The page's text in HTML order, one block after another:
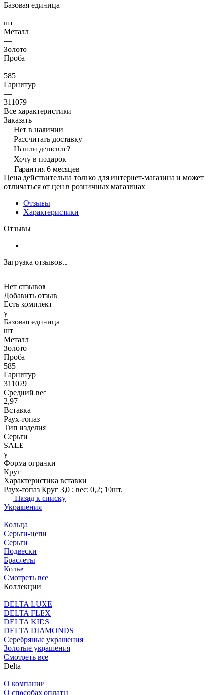
Базовая единица
—
шт
Металл
—
Золото
Проба
—
585
Гарнитур
—
311079
Все характеристики
Заказать
Нет в наличии
Рассчитать доставку
Нашли дешевле?
Хочу в подарок
Гарантия 6 месяцев
Цена действительна только для интернет-магазина и может
отличаться от цен в розничных магазинах
Отзывы
Характеристики
Отзывы
Загрузка отзывов...
Нет отзывов
Добавить отзыв
Есть комплект
y
Базовая единица
шт
Металл
Золото
Проба
585
Гарнитур
311079
Средний вес
2,97
Вставка
Раух-топаз
Тип изделия
Серьги
SALE
y
Форма огранки
Круг
Характеристика вставки
Раух-топаз Круг 3,0 ; вес: 0,2; 10шт.
Назад к списку
Украшения
Кольца
Серьги-цепи
Серьги
Подвески
Браслеты
Колье
Смотреть все
Коллекции
DELTA LUXE
DELTA FLEX
DELTA KIDS
DELTA DIAMONDS
Серебряные украшения
Золотые украшения
Смотреть все
Delta
О компании
О способах оплаты